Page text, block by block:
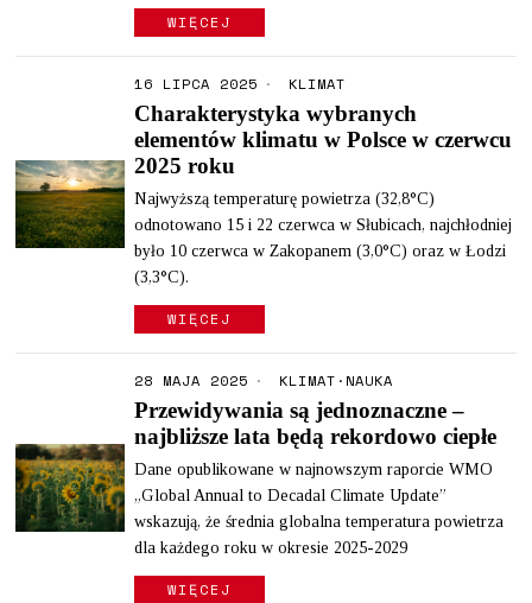
WIĘCEJ
16 LIPCA 2025 KLIMAT
Charakterystyka wybranych
elementów klimatu w Polsce w czerwcu
2025 roku
Najwyższą temperaturę powietrza (32,8°C)
odnotowano 15 i 22 czerwca w Słubicach, najchłodniej
było 10 czerwca w Zakopanem (3,0°C) oraz w Łodzi
(3,3°C).
WIĘCEJ
28 MAJA 2025 KLIMAT · NAUKA
Przewidywania są jednoznaczne –
najbliższe lata będą rekordowo ciepłe
Dane opublikowane w najnowszym raporcie WMO
„Global Annual to Decadal Climate Update”
wskazują, że średnia globalna temperatura powietrza
dla każdego roku w okresie 2025-2029
WIĘCEJ